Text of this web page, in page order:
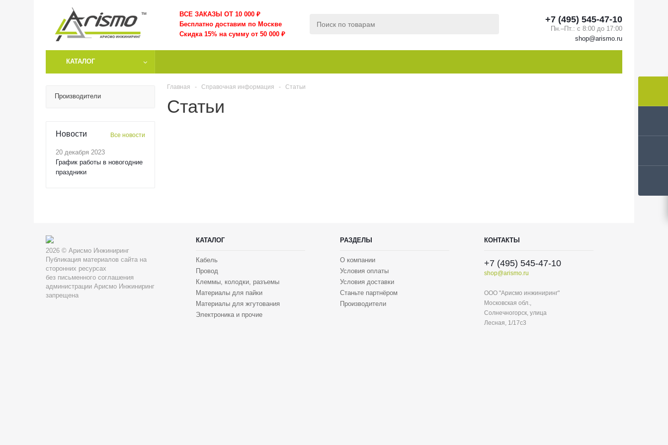
ВСЕ ЗАКАЗЫ ОТ 10 000 ₽
Бесплатно доставим по Москве
Скидка 15% на сумму от 50 000 ₽
+7 (495) 545-47-10
Пн.–Пт.: с 8:00 до 17:00
shop@arismo.ru
КАТАЛОГ
Производители
Новости Все новости
20 декабря 2023
График работы в новогодние
праздники
Главная - Справочная информация - Статьи
Статьи
2026 © Арисмо Инжиниринг
Публикация материалов сайта на
сторонних ресурсах
без письменного соглашения
администрации Арисмо Инжиниринг
запрещена
КАТАЛОГ
Кабель
Провод
Клеммы, колодки, разъемы
Материалы для пайки
Материалы для жгутования
Электроника и прочие
РАЗДЕЛЫ
О компании
Условия оплаты
Условия доставки
Станьте партнёром
Производители
КОНТАКТЫ
+7 (495) 545-47-10
shop@arismo.ru
ООО "Арисмо инжиниринг"
Московская обл.,
Солнечногорск, улица
Лесная, 1/17с3